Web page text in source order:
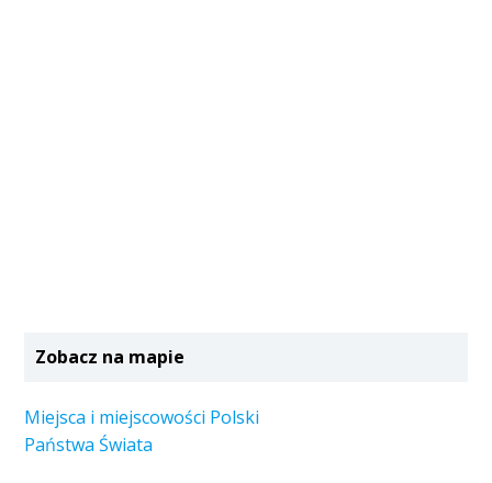
Zobacz na mapie
Miejsca i miejscowości Polski
Państwa Świata